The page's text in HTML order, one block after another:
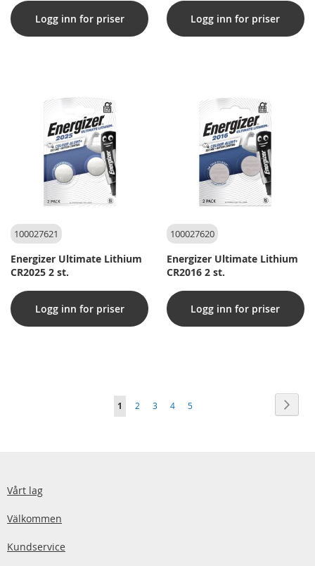
Logg inn for priser Logg inn for priser
100027621
Energizer Ultimate Lithium
CR2025 2 st.
Logg inn for priser
100027620
Energizer Ultimate Lithium
CR2016 2 st.
Logg inn for priser
You're
1 Sida
2 Sida
3 Sida
4 Sida
5
Vårt lag
Välkommen
Kundservice